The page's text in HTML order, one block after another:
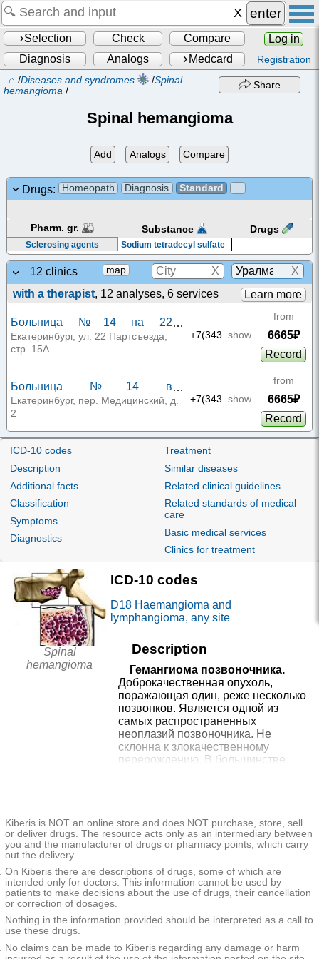
enter
Selection Check Compare
Log in
Diagnosis
Analogs Medcard Registration
⌂ /Diseases and syndromes /Spinal
hemangioma/
Share
Spinal hemangioma
Add Analogs Compare
Drugs: Homeopath Diagnosis Standard
Pharm. gr. Substance Drugs
Sclerosing agents Sodium tetradecyl sulfate
12 clinics map X
X
with a therapist, 12 analyses, 6 services Learn more
Больница №14 на 22
Партсъезда
Екатеринбург, ул. 22 Партсъезда,
стр. 15А
+7(343..show
from
6665₽
Record
Больница №14 в
Медицинском переулке
Екатеринбург, пер. Медицинский, д.
2
+7(343..show
from
6665₽
Record
Поликлиника ГКБ №14 в
Суворовском переулке 5В
Екатеринбург, пер. Суворовский, д.
+7(343
Record
Роддом ГКБ №14 в
Суворовском переулке 4
Екатеринбург, пер. Суворовский, д. 4
+7(343 ..show
from
Женская консультация ГКБ
№14 в Суворовском переулке
Екатеринбург, пер. Суворовский, д. 5
КДЦ ГКБ №14 в Суворовском
переулке 5
Екатеринбург, пер. Суворовский, д. 5
+7(343
Record
Травмпункт ГКБ №14 в
Суворовском переулке 5В
Екатеринбург, пер. Суворовский, д.
+7(343..show
from
Record
МЦ Доктор Плюс на
Кузнецова 21
Екатеринбург, ул. Кузнецова, д. 21
+7(343 ..show
from
9340₽
Record
МЦ Доктор Плюс на
Кузнецова 7
Екатеринбург, ул. Кузнецова, д. 7
from
More 2 clinics
ICD-10 codes
Description
Additional facts
Classification
Symptoms
Diagnostics
Treatment
Similar diseases
Related clinical guidelines
Related standards of medical
care
Basic medical services
Clinics for treatment
Spinal
hemangioma
ICD-10 codes
D18 Haemangioma and
lymphangioma, any site
Description
Гемангиома позвоночника.
Доброкачественная опухоль,
поражающая один, реже несколько
позвонков. Является одной из
самых распространенных
неоплазий позвоночника. Не
склонна к злокачественному
перерождению. В большинстве
патологических переломов
позвоночника, сопровождающихся
компрессией спинного мозга либо
выставляется на основании
клинической картины и результатов
дополнительных исследований.
Лечение оперативное.
Additional facts
Kiberis is NOT an online store and does NOT purchase, store, sell
or deliver drugs. The resource acts only as an intermediary between
you and the manufacturer of drugs or pharmacy points, which carry
out the delivery.
On Kiberis there are descriptions of drugs, some of which are
intended only for doctors. This information cannot be used by
patients to make decisions about the use of drugs, their cancellation
or correction of dosages.
Nothing in the information provided should be interpreted as a call to
use these drugs.
No claims can be made to Kiberis regarding any damage or harm